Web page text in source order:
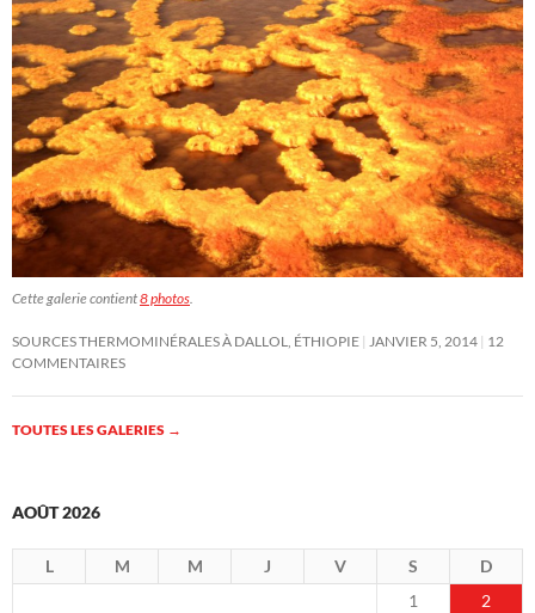
Cette galerie contient8 photos.
SOURCES THERMOMINÉRALES À DALLOL, ÉTHIOPIE JANVIER 5, 2014 12
COMMENTAIRES
TOUTES LES GALERIES →
AOÛT 2026
L M M J V S
D
1
2